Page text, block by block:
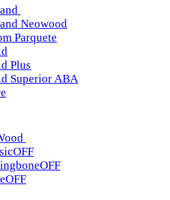
Neowood
Parquete
Plus
Superior ABA